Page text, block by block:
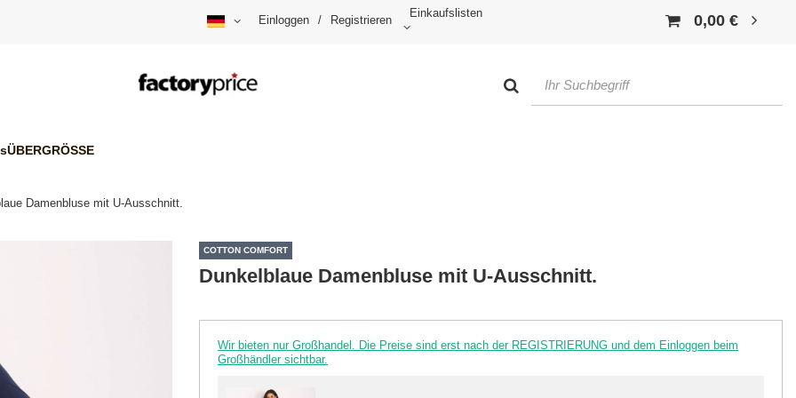
Einloggen / Registrieren
Einkaufslisten 0,00 €
ÜBERGRÖSSE
Damenbluse mit U-Ausschnitt.
COTTON COMFORT
Dunkelblaue Damenbluse mit U-Ausschnitt.
Wir bieten nur Großhandel. Die Preise sind erst nach der REGISTRIERUNG und dem Einloggen beim
Großhändler sichtbar.